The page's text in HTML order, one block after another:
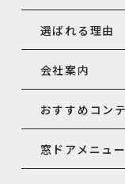
選ばれる理由
会社案内
おすすめコン
窓ドアメニュ